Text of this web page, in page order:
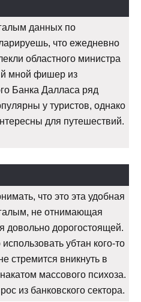
данных по
что ежедневно
областного министра
мной фишер из
Банка Далласа ряд
у туристов, однако
для путешествий.
что это эта удобная
не отнимающая
довольно дорогостоящей.
убтан кого-то
стремится вникнуть в
массового психоза.
из банковского сектора.